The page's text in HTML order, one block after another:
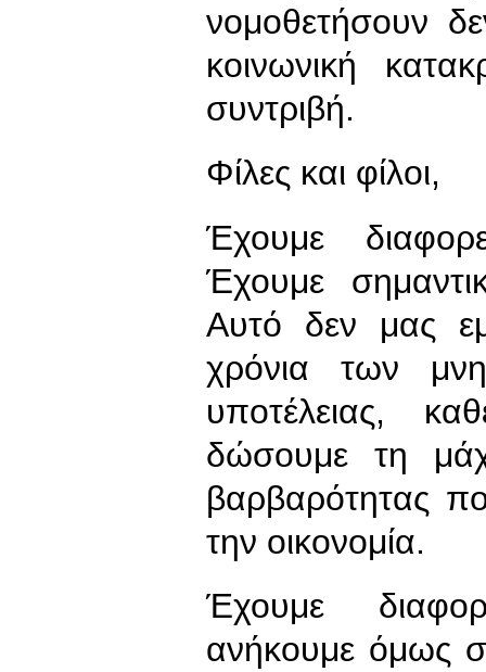
νομοθετήσουν
κοινωνική
συντριβή.
Φίλες και φίλοι,
Έχουμε
Έχουμε
Αυτό δεν μας
χρόνια των
υποτέλειας,
δώσουμε τη
βαρβαρότητας
την οικονομία.
Έχουμε
ανήκουμε όμως